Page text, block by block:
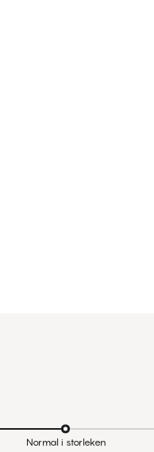
Normal i storleken